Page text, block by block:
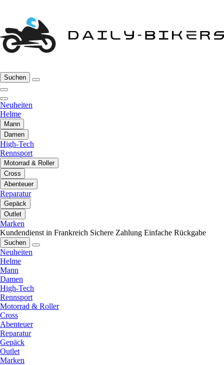
Suchen
Neuheiten
Helme
Mann
Damen
High-Tech
Rennsport
Motorrad & Roller
Cross
Abenteuer
Reparatur
Gepäck
Outlet
Marken
Kundendienst in Frankreich Sichere Zahlung Einfache Rückgabe
Suchen
Neuheiten
Helme
Mann
Damen
High-Tech
Rennsport
Motorrad & Roller
Cross
Abenteuer
Reparatur
Gepäck
Outlet
Marken